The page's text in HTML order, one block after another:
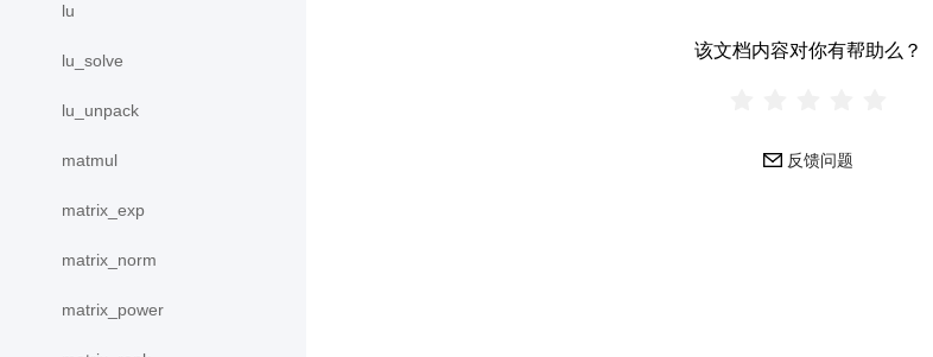
lu
lu_solve
lu_unpack
matmul
matrix_exp
matrix_norm
matrix_power
该文档内容对你有帮助么？
反馈问题